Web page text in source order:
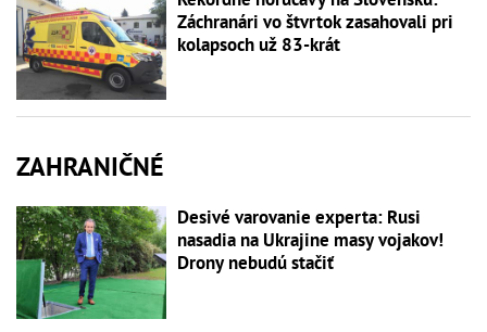
Záchranári vo štvrtok zasahovali pri
kolapsoch už 83-krát
ZAHRANIČNÉ
Desivé varovanie experta: Rusi
nasadia na Ukrajine masy vojakov!
Drony nebudú stačiť